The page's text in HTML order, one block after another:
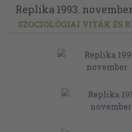
Replika 1993. november
SZOCIOLÓGIAI VITÁK ÉS